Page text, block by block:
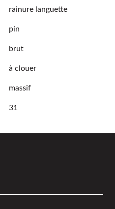
rainure languette
pin
brut
à clouer
massif
31